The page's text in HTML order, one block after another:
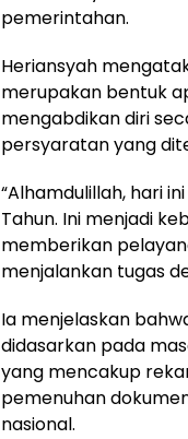
pemerintahan.
Heriansyah
merupakan bentuk
mengabdikan diri
persyaratan yang
“Alhamdulillah, hari
Tahun. Ini menjadi
memberikan
menjalankan tugas
Ia menjelaskan
didasarkan pada
yang mencakup
pemenuhan
nasional.